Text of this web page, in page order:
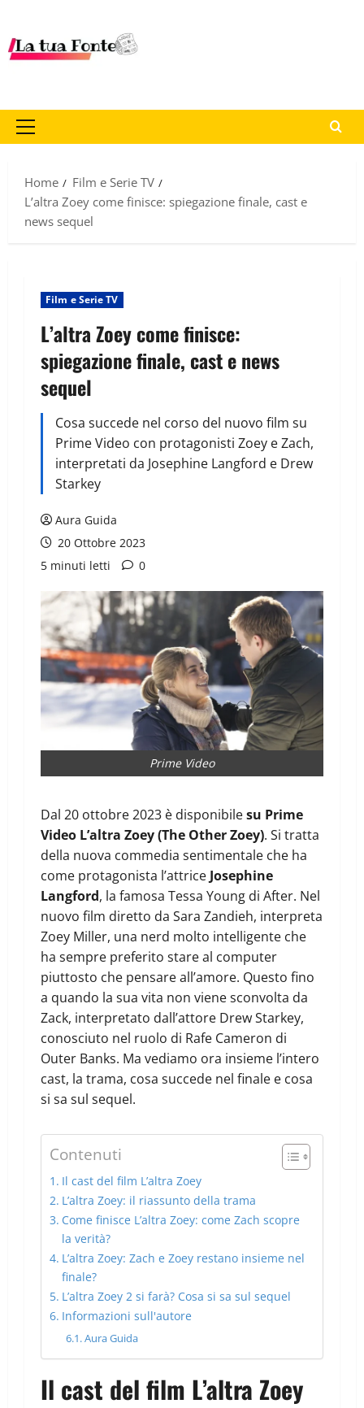
Home
Film e Serie TV
L’altra Zoey come finisce: spiegazione finale, cast e
news sequel
Film e Serie TV
L’altra Zoey come finisce:
spiegazione finale, cast e news
sequel
Cosa succede nel corso del nuovo film su
Prime Video con protagonisti Zoey e Zach,
interpretati da Josephine Langford e Drew
Starkey
Aura Guida
20 Ottobre 2023
5 minuti letti
0
Prime Video
Dal 20 ottobre 2023 è disponibilesu Prime
Video L’altra Zoey (The Other Zoey). Si tratta
della nuova commedia sentimentale che ha
come protagonista l’attrice Josephine
Langford, la famosa Tessa Young di After. Nel
nuovo film diretto da Sara Zandieh, interpreta
Zoey Miller, una nerd molto intelligente che
ha sempre preferito stare al computer
piuttosto che pensare all’amore. Questo fino
a quando la sua vita non viene sconvolta da
Zack, interpretato dall’attore Drew Starkey,
conosciuto nel ruolo di Rafe Cameron di
Outer Banks. Ma vediamo ora insieme l’intero
cast, la trama, cosa succede nel finale e cosa
si sa sul sequel.
Contenuti
Il cast del film L’altra Zoey
L’altra Zoey: il riassunto della trama
Come finisce L’altra Zoey: come Zach scopre
la verità?
L’altra Zoey: Zach e Zoey restano insieme nel
finale?
L’altra Zoey 2 si farà? Cosa si sa sul sequel
Informazioni sull'autore
Aura Guida
Il cast del film L’altra Zoey